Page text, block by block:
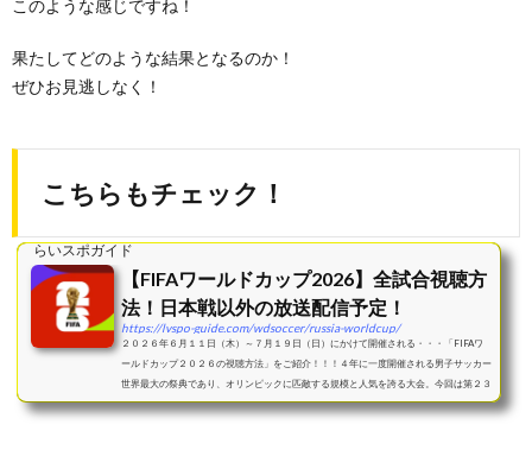
このような感じですね！
果たしてどのような結果となるのか！
ぜひお見逃しなく！
こちらもチェック！
らいスポガイド
【FIFAワールドカップ2026】全試合視聴方
法！日本戦以外の放送配信予定！
https://lvspo-guide.com/wdsoccer/russia-worldcup/
２０２６年６月１１日（木）～７月１９日（日）にかけて開催される・・・「FIFAワ
ールドカップ２０２６の視聴方法」をご紹介！！！４年に一度開催される男子サッカー
世界最大の祭典であり、オリンピックに匹敵する規模と人気を誇る大会。今回は第２３
回大会であり、...